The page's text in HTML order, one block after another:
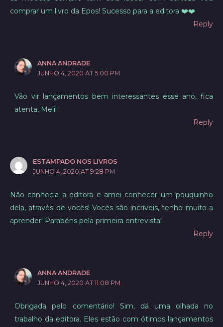
comprar um livro da Epos! Sucesso para a editora ❤️❤️
Reply
ANNA ANDRADE
JUNHO 4, 2020 AT 5:00 PM
Vão vir lançamentos bem interessantes esse ano, fica
atenta, Meli!
Reply
ESTAMPADO NOS LIVROS
JUNHO 4, 2020 AT 9:28 PM
Não conhecia a editora e amei conhecer um pouquinho
dela, através de vocês! Vocês são incríveis, tenho muito a
aprender! Parabéns pela primeira entrevista!
Reply
ANNA ANDRADE
JUNHO 4, 2020 AT 11:08 PM
Obrigada pelo comentário! Sim, dá uma olhada no
trabalho da editora. Eles estão com ótimos lançamentos